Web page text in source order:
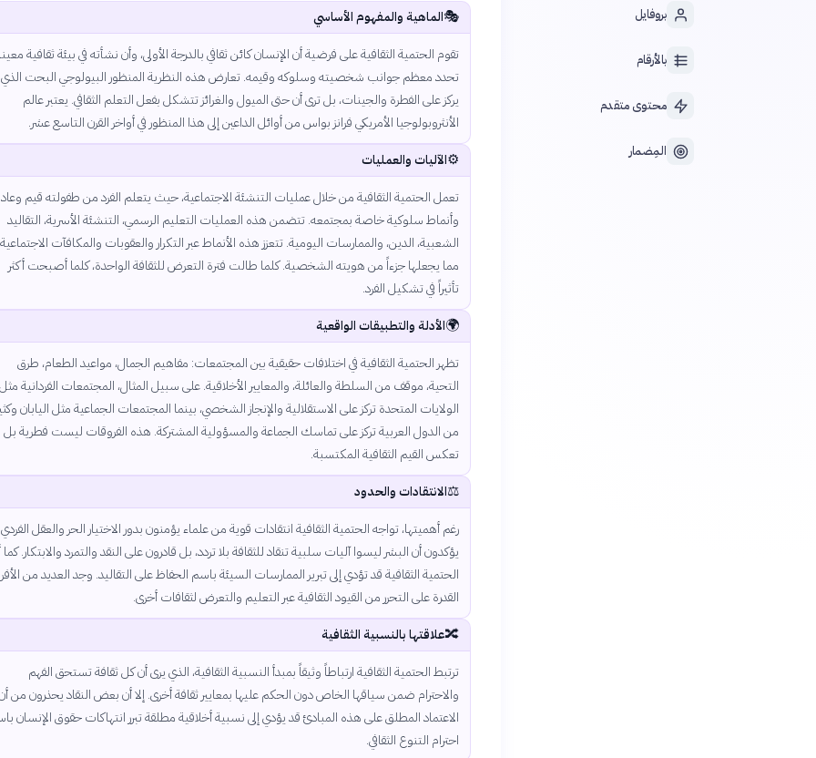
بروفايل
بالأرقام
محتوى متقدم
المِضمار
🎭الماهية والمفهوم الأساسي
تقوم الحتمية الثقافية على فرضية أن الإنسان كائن ثقافي بالدرجة الأولى، وأن نشأته في بيئة ثقافية
تحدد معظم جوانب شخصيته وسلوكه وقيمه. تعارض هذه النظرية المنظور البيولوجي البحت الذي
يركز على الفطرة والجينات، بل ترى أن حتى الميول والغرائز تتشكل بفعل التعلم الثقافي. يعتبر عالم
الأنثروبولوجيا الأمريكي فرانز بواس من أوائل الداعين إلى هذا المنظور في أواخر القرن التاسع عشر.
⚙️الآليات والعمليات
تعمل الحتمية الثقافية من خلال عمليات التنشئة الاجتماعية، حيث يتعلم الفرد من طفولته قيم
وأنماط سلوكية خاصة بمجتمعه. تتضمن هذه العمليات التعليم الرسمي، التنشئة الأسرية، التقاليد
الشعبية، الدين، والممارسات اليومية. تتعزز هذه الأنماط عبر التكرار والعقوبات والمكافآت
مما يجعلها جزءاً من هويته الشخصية. كلما طالت فترة التعرض للثقافة الواحدة، كلما أصبحت أكثر
تأثيراً في تشكيل الفرد.
🌍الأدلة والتطبيقات الواقعية
تظهر الحتمية الثقافية في اختلافات حقيقية بين المجتمعات: مفاهيم الجمال، مواعيد الطعام، طرق
التحية، موقف من السلطة والعائلة، والمعايير الأخلاقية. على سبيل المثال، المجتمعات الفردانية مثل
الولايات المتحدة تركز على الاستقلالية والإنجاز الشخصي، بينما المجتمعات الجماعية مثل اليابان
من الدول العربية تركز على تماسك الجماعة والمسؤولية المشتركة. هذه الفروقات ليست فطرية بل
تعكس القيم الثقافية المكتسبة.
⚖️الانتقادات والحدود
رغم أهميتها، تواجه الحتمية الثقافية انتقادات قوية من علماء يؤمنون بدور الاختيار الحر والعقل
يؤكدون أن البشر ليسوا آليات سلبية تنقاد للثقافة بلا تردد، بل قادرون على النقد والتمرد والابتكار. كما
الحتمية الثقافية قد تؤدي إلى تبرير الممارسات السيئة باسم الحفاظ على التقاليد. وجد العديد من
القدرة على التحرر من القيود الثقافية عبر التعليم والتعرض لثقافات أخرى.
🔀علاقتها بالنسبية الثقافية
ترتبط الحتمية الثقافية ارتباطاً وثيقاً بمبدأ النسبية الثقافية، الذي يرى أن كل ثقافة تستحق الفهم
والاحترام ضمن سياقها الخاص دون الحكم عليها بمعايير ثقافة أخرى. إلا أن بعض النقاد يحذرون من
الاعتماد المطلق على هذه المبادئ قد يؤدي إلى نسبية أخلاقية مطلقة تبرر انتهاكات حقوق الإنسان
احترام التنوع الثقافي.